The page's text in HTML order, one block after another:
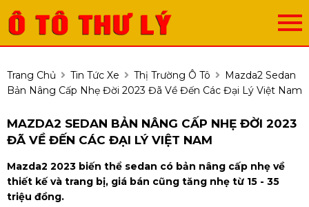
Trang Chủ Tin Tức Xe Thị Trường Ô Tô
Mazda2 Sedan
Bản Nâng Cấp Nhẹ Đời 2023 Đã Về Đến Các Đại Lý Việt Nam
MAZDA2 SEDAN BẢN NÂNG CẤP NHẸ ĐỜI 2023
ĐÃ VỀ ĐẾN CÁC ĐẠI LÝ VIỆT NAM
Mazda2 2023 biến thể sedan có bản nâng cấp nhẹ về
thiết kế và trang bị, giá bán cũng tăng nhẹ từ 15 - 35
triệu đồng.